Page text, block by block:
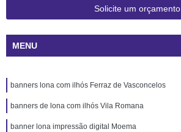
Solicite um orçamento
MENU
banners lona com ilhós Ferraz de Vasconcelos
banners de lona com ilhós Vila Romana
banner lona impressão digital Moema